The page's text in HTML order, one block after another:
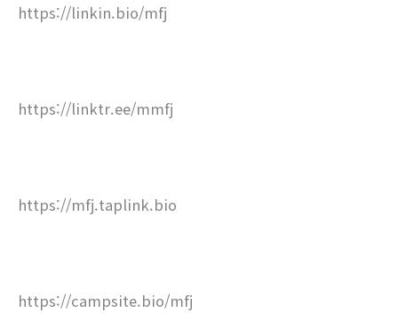
https://linkin.bio/mfj
https://linktr.ee/mmfj
https://mfj.taplink.bio
https://campsite.bio/mfj